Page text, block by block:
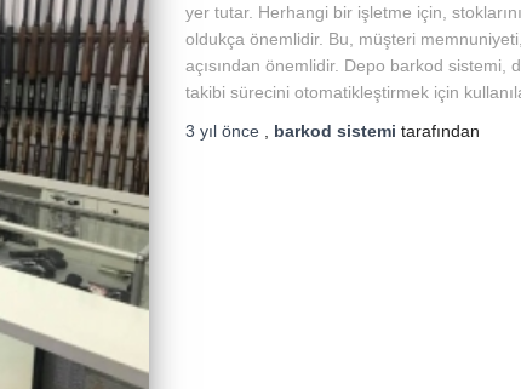
yer tutar. Herhangi bir işletme için,
oldukça önemlidir. Bu, müşteri
açısından önemlidir. Depo barkod sistemi,
takibi sürecini otomatikleştirmek için
3 yılönce barkod sistemi tarafından